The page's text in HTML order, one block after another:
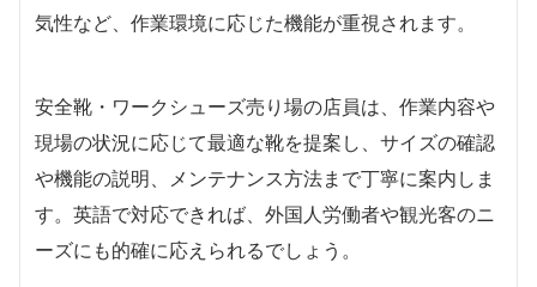
気性など、作業環境に応じた機能が重視されます。
安全靴・ワークシューズ売り場の店員は、作業内容や
現場の状況に応じて最適な靴を提案し、サイズの確認
や機能の説明、メンテナンス方法まで丁寧に案内しま
す。英語で対応できれば、外国人労働者や観光客のニ
ーズにも的確に応えられるでしょう。